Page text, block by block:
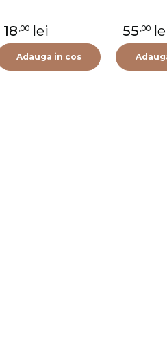
18 ,00 lei
Adauga in cos
55 ,00